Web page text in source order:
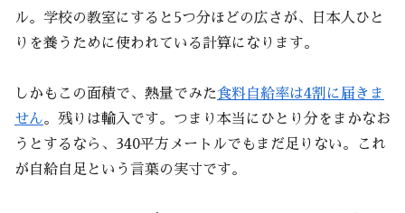
ル。学校の教室にすると5つ分ほどの広さが、日本人ひと
りを養うために使われている計算になります。
しかもこの面積で、熱量でみた食料自給率は4割に届きま
せん。残りは輸入です。つまり本当にひとり分をまかなお
うとするなら、340平方メートルでもまだ足りない。これ
が自給自足という言葉の実寸です。